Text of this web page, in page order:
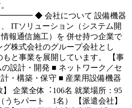
◆ 会社について 設備機器
ITソリューション（システム開
報通信施工）を 併せ持つ企業で
株式会社のグループ会社とし
と事業を展開しています。 【事
設計・開発 ■ ネットワーク／セ
・構築・保守 ■ 産業用設備機器
企業全体︓106名 就業場所：95
ちパート 1名） 【派遣会社】